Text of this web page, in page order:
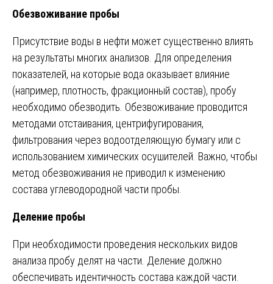
Обезвоживание пробы
Присутствие воды в нефти может существенно влиять
на результаты многих анализов. Для определения
показателей, на которые вода оказывает влияние
(например, плотность, фракционный состав), пробу
необходимо обезводить. Обезвоживание проводится
методами отстаивания, центрифугирования,
фильтрования через водоотделяющую бумагу или с
использованием химических осушителей. Важно, чтобы
метод обезвоживания не приводил к изменению
состава углеводородной части пробы.
Деление пробы
При необходимости проведения нескольких видов
анализа пробу делят на части. Деление должно
обеспечивать идентичность состава каждой части.